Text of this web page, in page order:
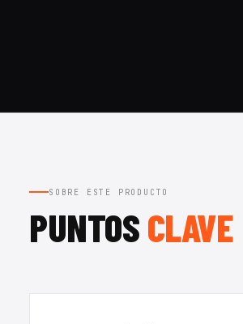
SOBRE ESTE PRODUCTO
PUNTOSCLAVE